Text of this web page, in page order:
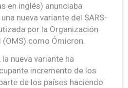
en inglés) anunciaba
nueva variante del SARS-
por la Organización
como Ómicron.
nueva variante ha
incremento de los
de los países haciendo